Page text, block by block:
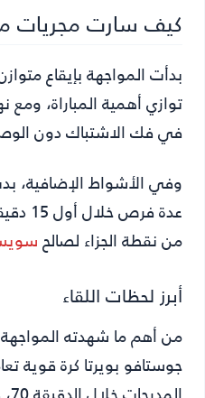
كيف سارت مجريات
بدأت المواجهة بإيقاع
توازي أهمية المباراة،
في فك الاشتباك دون
وفي الأشواط الإضافية،
من نقطة الجزاء لصالح
أبرز لحظات اللقاء
جوستافو بويرتا كرة قوية